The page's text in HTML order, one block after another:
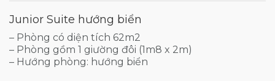
Junior Suite hướng biển
– Phòng có diện tích 62m2
– Phòng gồm 1 giường đôi (1m8 x 2m)
– Hướng phòng: hướng biển